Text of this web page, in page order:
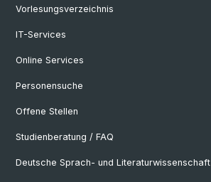
Vorlesungsverzeichnis
IT-Services
Online Services
Personensuche
Offene Stellen
Studienberatung / FAQ
Deutsche Sprach- und Literaturwissenschaft